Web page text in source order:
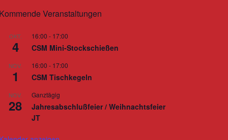
Kommende Veranstaltungen
OKT.
4
16:00 - 17:00
CSM Mini-Stockschießen
NOV.
1
16:00 - 17:00
CSM Tischkegeln
NOV.
28
Ganztägig
Jahresabschlußfeier / Weihnachtsfeier
JT